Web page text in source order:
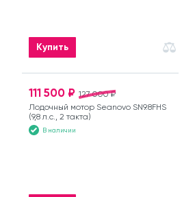
Купить
127 000 ₽
111 500 ₽
Лодочный мотор Seanovo SN9.8FHS
(9,8 л.с., 2 такта)
В наличии